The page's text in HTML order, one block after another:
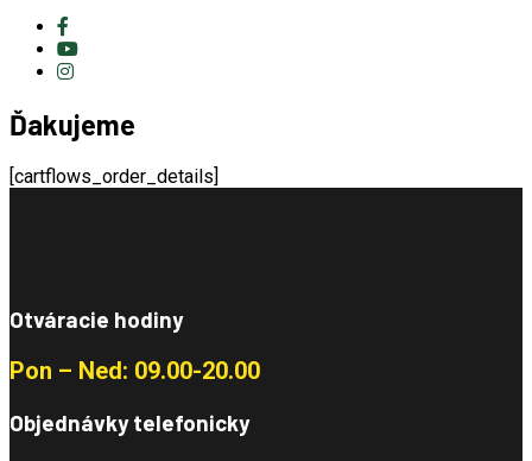
Ďakujeme
[cartflows_order_details]
Otváracie hodiny
Pon – Ned: 09.00-20.00
Objednávky telefonicky